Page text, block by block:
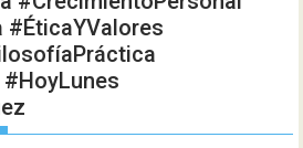
#ÉticaYValores